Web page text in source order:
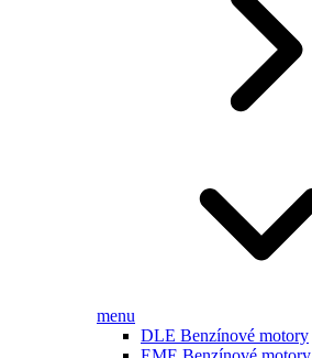
menu
DLE Benzínové motory